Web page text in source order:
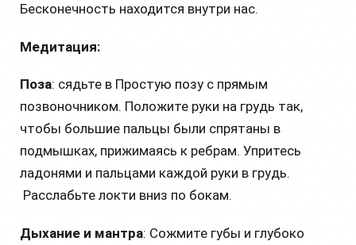
Бесконечность находится внутри нас.
Медитация:
Поза: сядьте в Простую позу с прямым
позвоночником. Положите руки на грудь так,
чтобы большие пальцы были спрятаны в
подмышках, прижимаясь к ребрам. Упритесь
ладонями и пальцами каждой руки в грудь.
Расслабьте локти вниз по бокам.
Дыхание и мантра: Сожмите губы и глубоко